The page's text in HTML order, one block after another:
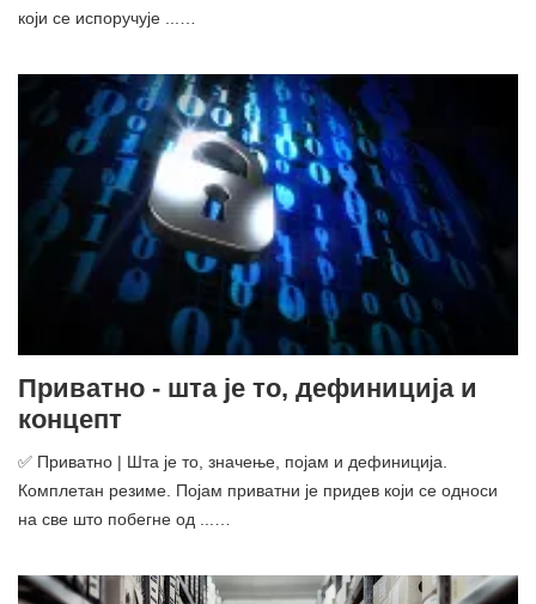
који се испоручује ...…
Приватно - шта је то, дефиниција и
концепт
✅ Приватно | Шта је то, значење, појам и дефиниција.
Комплетан резиме. Појам приватни је придев који се односи
на све што побегне од ...…